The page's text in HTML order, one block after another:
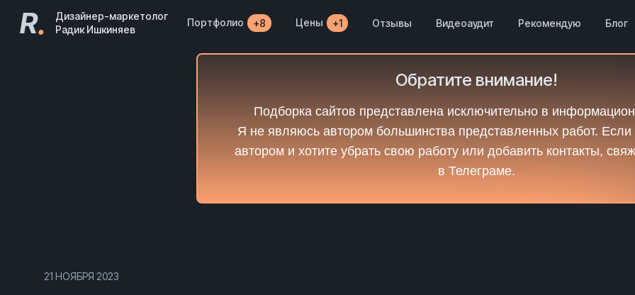
R.
Дизайнер-маркетолог
Радик Ишкиняев
Портфолио +8 Цены +1 Отзывы Видеоаудит Рекомендую Блог
Обратите внимание!
Подборка сайтов представлена исключительно в
Я не являюсь автором большинства представленных работ. Если
автором и хотите убрать свою работу или добавить контакты,
в Телеграме.
21 НОЯБРЯ 2023